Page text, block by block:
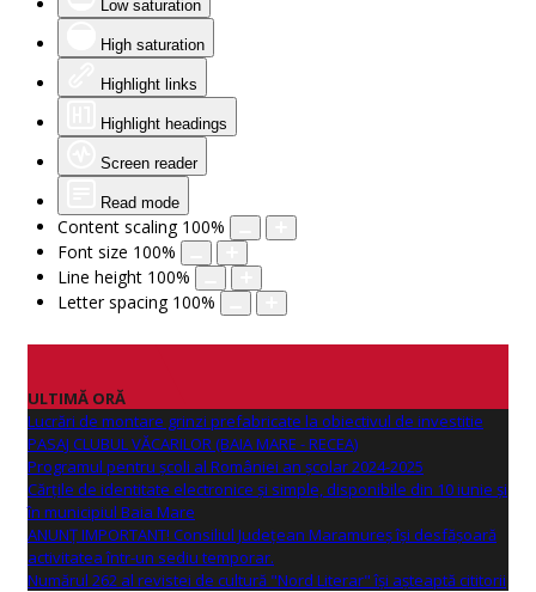
Low saturation
High saturation
Highlight links
Highlight headings
Screen reader
Read mode
Content scaling 100%
Font size 100%
Line height 100%
Letter spacing 100%
ULTIMĂ ORĂ
Lucrări de montare grinzi prefabricate la obiectivul de investitie
PASAJ CLUBUL VĂCARILOR (BAIA MARE - RECEA)
Programul pentru școli al României an școlar 2024-2025
Cărțile de identitate electronice și simple, disponibile din 10 iunie și
în municipiul Baia Mare
ANUNŢ IMPORTANT! Consiliul Județean Maramureș își desfășoară
activitatea într-un sediu temporar.
Numărul 262 al revistei de cultură "Nord Literar" își așteaptă cititorii